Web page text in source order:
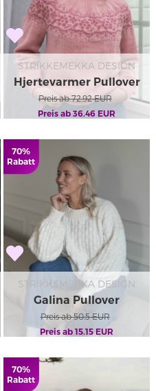
STRIKKEMEKKA DESIGN
Hjertevarmer Pullover
Preis ab 72.92EUR
Preis ab 36.46 EUR
70%
Rabatt
STRIKKEMEKKA DESIGN
Galina Pullover
Preis ab 50.5EUR
Preis ab 15.15 EUR
70%
Rabatt